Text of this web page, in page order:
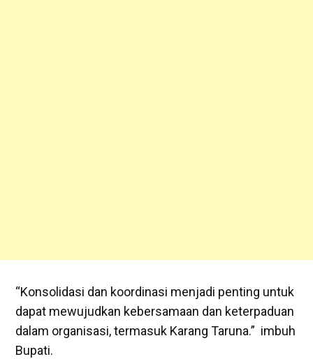
“Konsolidasi dan koordinasi menjadi penting untuk
dapat mewujudkan kebersamaan dan keterpaduan
dalam organisasi, termasuk Karang Taruna.” imbuh
Bupati.